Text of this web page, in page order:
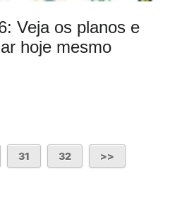
Veja os planos e
hoje mesmo
31 32